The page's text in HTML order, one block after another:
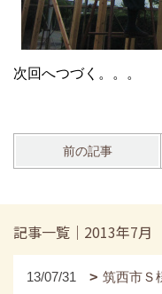
次回へつづく。。。
前の記事
記事一覧｜2013年7月
13/07/31 筑西市Ｓ